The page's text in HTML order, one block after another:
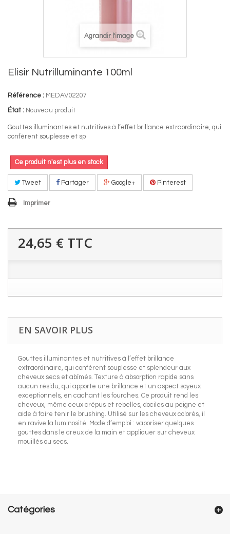
Agrandir l'image
Elisir Nutrilluminante 100ml
Référence : MEDAV02207
État : Nouveau produit
Gouttes illuminantes et nutritives à l’effet brillance extraordinaire, qui
confèrent souplesse et sp
Ce produit n'est plus en stock
Tweet Partager Google+ Pinterest
Imprimer
24,65 € TTC
EN SAVOIR PLUS
Gouttes illuminantes et nutritives à l’effet brillance
extraordinaire, qui confèrent souplesse et splendeur aux
cheveux secs et abîmés. Texture à absorption rapide sans
aucun résidu, qui apporte une brillance et un aspect soyeux
exceptionnels, en cachant les fourches. Ce produit rend les
cheveux, même ceux crépus et rebelles, dociles au peigne et
aide à faire tenir le brushing. Utilisé sur les cheveux colorés, il
en ravive la luminosité. Mode d’emploi : vaporiser quelques
gouttes dans le creux de la main et appliquer sur cheveux
mouillés ou secs.
Catégories